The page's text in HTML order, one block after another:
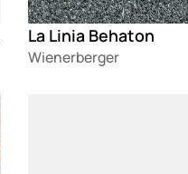
La Linia Behaton
Wienerberger